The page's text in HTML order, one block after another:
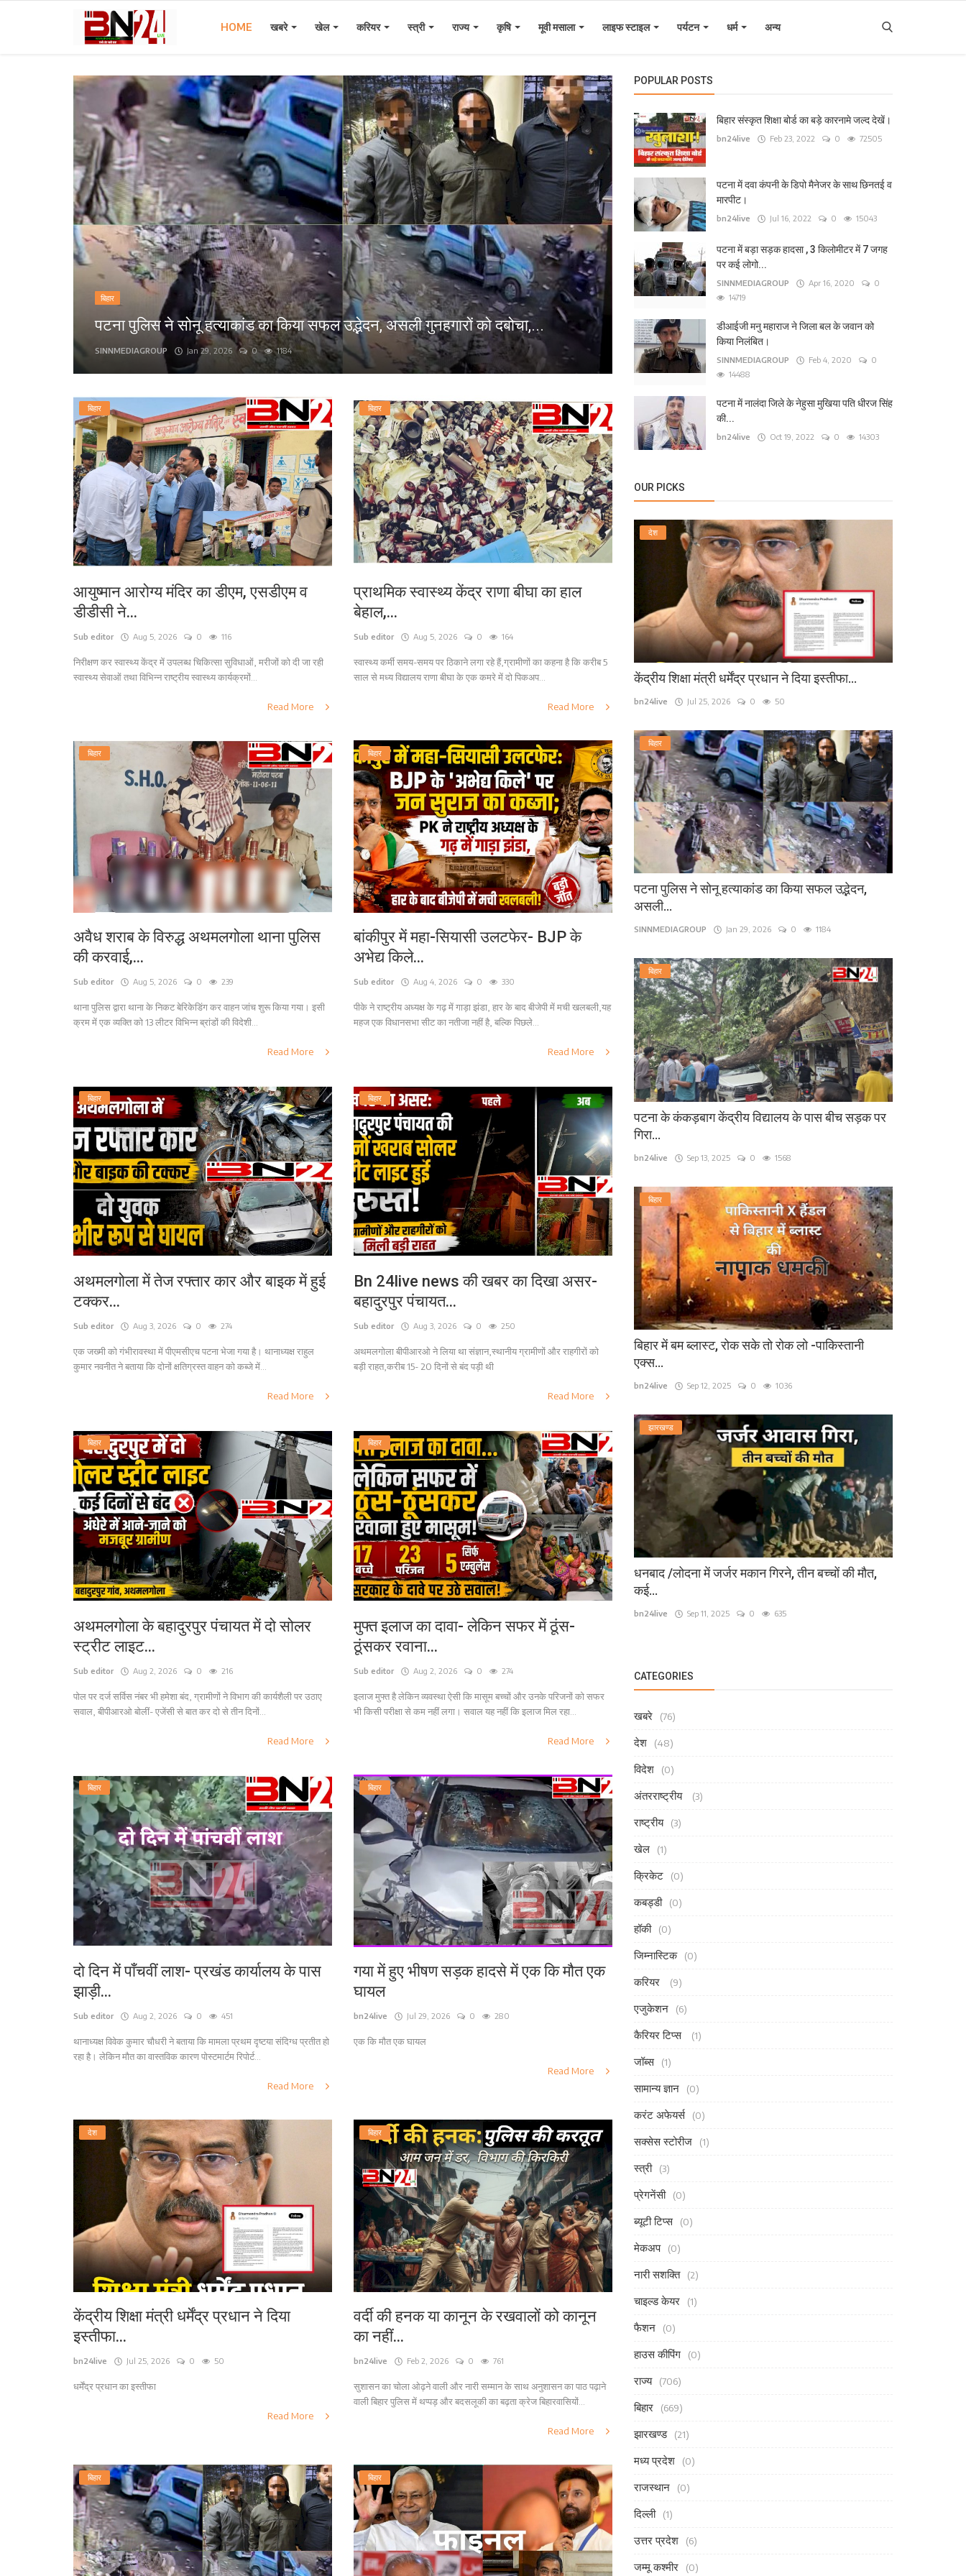
HOME खबरे खेल करियर स्त्री राज्य कृषि मूवी मसाला लाइफ स्टाइल पर्यटन धर्म अन्य
बिहार
पटना पुलिस ने सोनू हत्याकांड का किया सफल उद्भेदन, असली गुनहगारों को दबोचा,...
SINNMEDIAGROUP Jan 29, 2026 0 1184
बिहार
पटना के कंकड़बाग केंद्रीय विद्यालय के पास बीच सड़क पर
bn24live Sep 13, 2025
बिहार
आयुष्मान आरोग्य मंदिर का डीएम, एसडीएम व
डीडीसी ने...
Sub editor Aug 5, 2026 0 116
निरीक्षण कर स्वास्थ्य केंद्र में उपलब्ध चिकित्सा सुविधाओं, मरीजों को दी जा रही
स्वास्थ्य सेवाओं तथा विभिन्न राष्ट्रीय स्वास्थ्य कार्यक्रमों...
Read More
बिहार
प्राथमिक स्वास्थ्य केंद्र राणा बीघा का हाल
बेहाल,...
Sub editor Aug 5, 2026 0 164
स्वास्थ्य कर्मी समय-समय पर ठिकाने लगा रहे हैं,ग्रामीणों का कहना है कि करीब 5
साल से मध्य विद्यालय राणा बीघा के एक कमरे में दो पिकअप...
Read More
बिहार
अवैध शराब के विरुद्ध अथमलगोला थाना पुलिस
की करवाई,...
Sub editor Aug 5, 2026 0 239
थाना पुलिस द्वारा थाना के निकट बेरिकेडिंग कर वाहन जांच शुरू किया गया। इसी
क्रम में एक व्यक्ति को 13 लीटर विभिन्न ब्रांडों की विदेशी...
Read More
बिहार
बांकीपुर में महा-सियासी उलटफेर- BJP के
अभेद्य किले...
Sub editor Aug 4, 2026 0 330
पीके ने राष्ट्रीय अध्यक्ष के गढ़ में गाड़ा झंडा, हार के बाद बीजेपी में मची खलबली,यह
महज एक विधानसभा सीट का नतीजा नहीं है, बल्कि पिछले...
Read More
बिहार
अथमलगोला में तेज रफ्तार कार और बाइक में हुई
टक्कर...
Sub editor Aug 3, 2026 0 274
एक जख्मी को गंभीरावस्था में पीएमसीएच पटना भेजा गया है। थानाध्यक्ष राहुल
कुमार नवनीत ने बताया कि दोनों क्षतिग्रस्त वाहन को कब्जे में...
Read More
बिहार
Bn 24live news की खबर का दिखा असर-
बहादुरपुर पंचायत...
Sub editor Aug 3, 2026 0 250
अथमलगोला बीपीआरओ ने लिया था संज्ञान,स्थानीय ग्रामीणों और राहगीरों को
बड़ी राहत,करीब 15- 20 दिनों से बंद पड़ी थी
Read More
बिहार
अथमलगोला के बहादुरपुर पंचायत में दो सोलर
स्ट्रीट लाइट...
Sub editor Aug 2, 2026 0 216
पोल पर दर्ज सर्विस नंबर भी हमेशा बंद, ग्रामीणों ने विभाग की कार्यशैली पर उठाए
सवाल, बीपीआरओ बोलीं- एजेंसी से बात कर दो से तीन दिनों...
Read More
बिहार
मुफ्त इलाज का दावा- लेकिन सफर में ठूंस-
ठूंसकर रवाना...
Sub editor Aug 2, 2026 0 274
इलाज मुफ्त है लेकिन व्यवस्था ऐसी कि मासूम बच्चों और उनके परिजनों को सफर
भी किसी परीक्षा से कम नहीं लगा। सवाल यह नहीं कि इलाज मिल रहा...
Read More
बिहार
दो दिन में पाँचवीं लाश- प्रखंड कार्यालय के पास
झाड़ी...
Sub editor Aug 2, 2026 0 451
थानाध्यक्ष विवेक कुमार चौधरी ने बताया कि मामला प्रथम दृष्टया संदिग्ध प्रतीत हो
रहा है। लेकिन मौत का वास्तविक कारण पोस्टमार्टम रिपोर्ट...
Read More
बिहार
गया में हुए भीषण सड़क हादसे में एक कि मौत एक
घायल
bn24live Jul 29, 2026 0 280
एक कि मौत एक घायल
Read More
देश
केंद्रीय शिक्षा मंत्री धर्मेंद्र प्रधान ने दिया
इस्तीफा...
bn24live Jul 25, 2026 0 50
धर्मेंद्र प्रधान का इस्तीफा
Read More
बिहार
वर्दी की हनक या कानून के रखवालों को कानून
का नहीं...
bn24live Feb 2, 2026 0 761
सुशासन का चोला ओढ़ने वाली और नारी सम्मान के साथ अनुशासन का पाठ पढ़ाने
वाली बिहार पुलिस में थप्पड़ और बदसलूकी का बढ़ता क्रेज बिहारवासियों...
Read More
बिहार बिहार
POPULAR POSTS
बिहार संस्कृत शिक्षा बोर्ड का बड़े कारनामे जल्द देखें।
bn24live Feb 23, 2022 0 72505
पटना में दवा कंपनी के डिपो मैनेजर के साथ छिनतई व
मारपीट।
bn24live Jul 16, 2022 0 15043
पटना में बड़ा सड़क हादसा , 3 किलोमीटर में 7 जगह
पर कई लोगो...
SINNMEDIAGROUP Apr 16, 2020
0
14719
डीआईजी मनु महाराज ने जिला बल के जवान को
किया निलंबित।
SINNMEDIAGROUP Feb 4, 2020
0
14488
पटना में नालंदा जिले के नेहुसा मुखिया पति धीरज सिंह
की...
bn24live Oct 19, 2022 0 14303
OUR PICKS
देश
केंद्रीय शिक्षा मंत्री धर्मेंद्र प्रधान ने दिया इस्तीफा...
bn24live Jul 25, 2026 0 50
बिहार
पटना पुलिस ने सोनू हत्याकांड का किया सफल उद्भेदन,
असली...
SINNMEDIAGROUP Jan 29, 2026 0 1184
बिहार
पटना के कंकड़बाग केंद्रीय विद्यालय के पास बीच सड़क पर
गिरा...
bn24live Sep 13, 2025 0 1568
बिहार
बिहार में बम ब्लास्ट, रोक सके तो रोक लो -पाकिस्तानी
एक्स...
bn24live Sep 12, 2025 0 1036
झारखण्ड
धनबाद /लोदना में जर्जर मकान गिरने, तीन बच्चों की मौत,
कई...
bn24live Sep 11, 2025 0 635
CATEGORIES
खबरे (76)
देश (48)
विदेश (0)
अंतरराष्ट्रीय (3)
राष्ट्रीय (3)
खेल (1)
क्रिकेट (0)
कबड्डी (0)
हॉकी (0)
जिम्नास्टिक (0)
करियर (9)
एजुकेशन (6)
कैरियर टिप्स (1)
जॉब्स (1)
सामान्य ज्ञान (0)
करंट अफेयर्स (0)
सक्सेस स्टोरीज (1)
स्त्री (3)
प्रेगनेंसी (0)
ब्यूटी टिप्स (0)
मेकअप (0)
नारी सशक्ति (2)
चाइल्ड केयर (1)
फैशन (0)
हाउस कीपिंग (0)
राज्य (706)
बिहार (669)
झारखण्ड (21)
मध्य प्रदेश (0)
राजस्थान (0)
दिल्ली (1)
उत्तर प्रदेश (6)
जम्मू कश्मीर (0)